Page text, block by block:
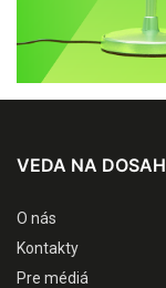
VEDA NA DOSAH
O nás
Kontakty
Pre médiá